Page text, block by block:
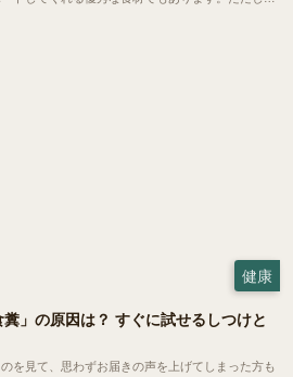
健康
」の原因は？ すぐに試せるしつけと
を見て、思わずお届きの声を上げてしまった方も